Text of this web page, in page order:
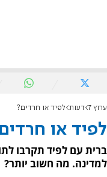
ערוץ 7 דעות לפיד או חרדים?
לפיד או
ברית עם לפיד תקרבו
למדינה. מה חשוב יותר?